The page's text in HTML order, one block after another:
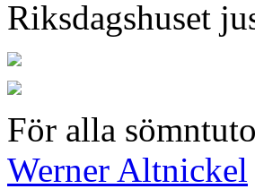
Riksdagshuset
För alla
Werner Altnickel